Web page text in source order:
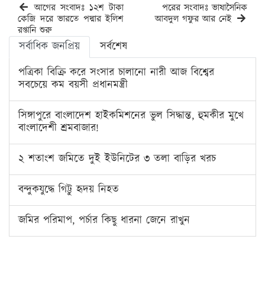
আগের সংবাদঃ ১২শ টাকা
কেজি দরে ভারতে পদ্মার ইলিশ
রপ্তানি শুরু
পরের সংবাদঃ ভাষাসৈনিক
আবদুল গফুর আর নেই
সর্বাধিক জনপ্রিয়
সর্বশেষ
পত্রিকা বিক্রি করে সংসার চালানো নারী আজ বিশ্বের
সবচেয়ে কম বয়সী প্রধানমন্ত্রী
সিঙ্গাপুরে বাংলাদেশ হাইকমিশনের ভুল সিদ্ধান্ত, হুমকীর মুখে
বাংলাদেশী শ্রমবাজার!
২ শতাংশ জমিতে দুই ইউনিটের ৩ তলা বাড়ির খরচ
বন্দুকযুদ্ধে গিট্টু হৃদয় নিহত
জমির পরিমাপ, পর্চার কিছু ধারনা জেনে রাখুন